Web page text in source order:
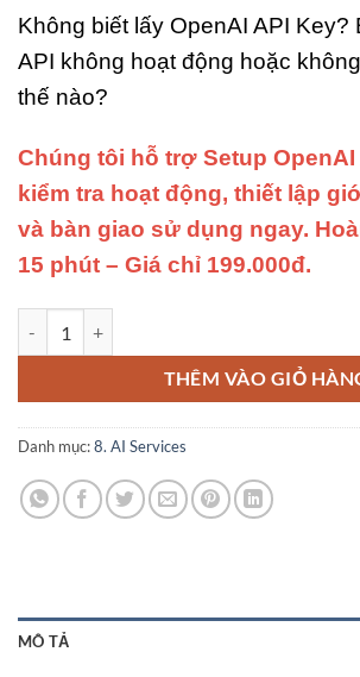
Không biết lấy OpenAI API Key?
API không hoạt động hoặc
thế nào?
Chúng tôi hỗ trợ Setup OpenAI
kiểm tra hoạt động, thiết lập
và bàn giao sử dụng ngay.
15 phút – Giá chỉ 199.000đ.
THÊM VÀO GIỎ
Danh mục:8. AI Services
MÔ TẢ